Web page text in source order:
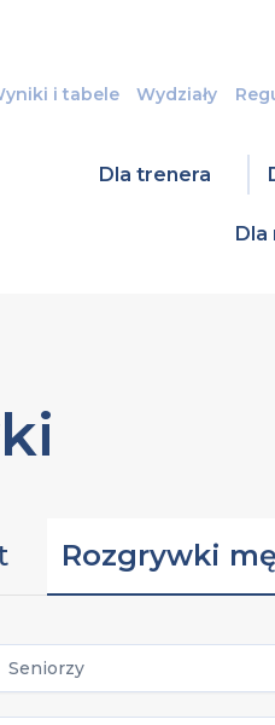
i tabele Wydziały
Dla trenera
Rozgrywki
Seniorzy